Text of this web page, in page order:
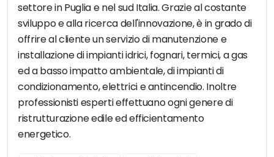
settore in Puglia e nel sud Italia. Grazie al costante
sviluppo e alla ricerca dell'innovazione, è in grado di
offrire al cliente un servizio di manutenzione e
installazione di impianti idrici, fognari, termici, a gas
ed a basso impatto ambientale, di impianti di
condizionamento, elettrici e antincendio. Inoltre
professionisti esperti effettuano ogni genere di
ristrutturazione edile ed efficientamento
energetico.